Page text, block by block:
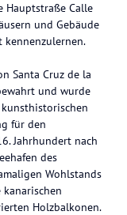
Hauptstraße Calle
und Gebäude
kennenzulernen.
Santa Cruz de la
und wurde
für den
Jahrhundert nach
des
Wohlstands
Holzbalkonen.